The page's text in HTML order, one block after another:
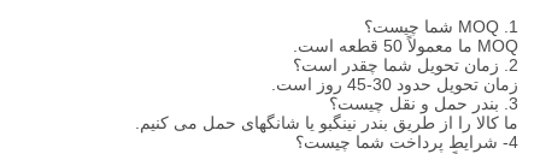
1. MOQ شما چیست؟
MOQ ما معمولاً 50 قطعه است.
2. زمان تحویل شما چقدر است؟
زمان تحویل حدود 30-45 روز است.
3. بندر حمل و نقل چیست؟
ما کالا را از طریق بندر نینگبو یا شانگهای حمل می کنیم.
4- شرایط پرداخت شما چیست؟